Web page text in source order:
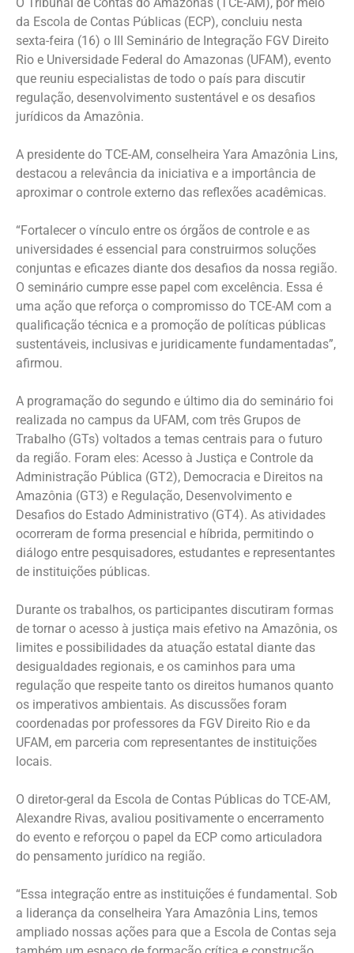
O Tribunal de Contas do Amazonas (TCE-AM), por meio
da Escola de Contas Públicas (ECP), concluiu nesta
sexta-feira (16) o III Seminário de Integração FGV Direito
Rio e Universidade Federal do Amazonas (UFAM), evento
que reuniu especialistas de todo o país para discutir
regulação, desenvolvimento sustentável e os desafios
jurídicos da Amazônia.
A presidente do TCE-AM, conselheira Yara Amazônia Lins,
destacou a relevância da iniciativa e a importância de
aproximar o controle externo das reflexões acadêmicas.
“Fortalecer o vínculo entre os órgãos de controle e as
universidades é essencial para construirmos soluções
conjuntas e eficazes diante dos desafios da nossa região.
O seminário cumpre esse papel com excelência. Essa é
uma ação que reforça o compromisso do TCE-AM com a
qualificação técnica e a promoção de políticas públicas
sustentáveis, inclusivas e juridicamente fundamentadas”,
afirmou.
A programação do segundo e último dia do seminário foi
realizada no campus da UFAM, com três Grupos de
Trabalho (GTs) voltados a temas centrais para o futuro
da região. Foram eles: Acesso à Justiça e Controle da
Administração Pública (GT2), Democracia e Direitos na
Amazônia (GT3) e Regulação, Desenvolvimento e
Desafios do Estado Administrativo (GT4). As atividades
ocorreram de forma presencial e híbrida, permitindo o
diálogo entre pesquisadores, estudantes e representantes
de instituições públicas.
Durante os trabalhos, os participantes discutiram formas
de tornar o acesso à justiça mais efetivo na Amazônia, os
limites e possibilidades da atuação estatal diante das
desigualdades regionais, e os caminhos para uma
regulação que respeite tanto os direitos humanos quanto
os imperativos ambientais. As discussões foram
coordenadas por professores da FGV Direito Rio e da
UFAM, em parceria com representantes de instituições
locais.
O diretor-geral da Escola de Contas Públicas do TCE-AM,
Alexandre Rivas, avaliou positivamente o encerramento
do evento e reforçou o papel da ECP como articuladora
do pensamento jurídico na região.
“Essa integração entre as instituições é fundamental. Sob
a liderança da conselheira Yara Amazônia Lins, temos
ampliado nossas ações para que a Escola de Contas seja